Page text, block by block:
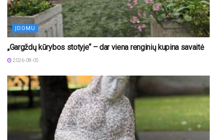
ĮDOMU
„Gargždų kūrybos stotyje“ – dar viena renginių kupina savaitė
2026-08-05